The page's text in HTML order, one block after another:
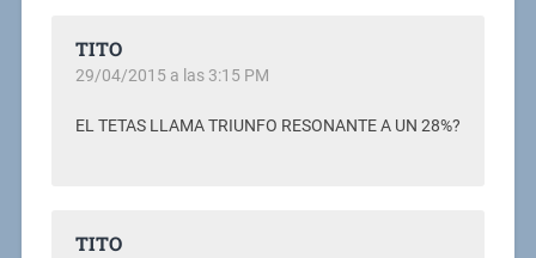
TITO
29/04/2015 a las 3:15 PM
EL TETAS LLAMA TRIUNFO RESONANTE A UN 28%?
TITO